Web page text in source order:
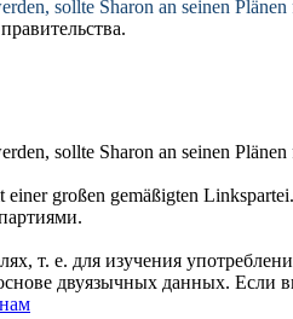
sollte Sharon an seinen Plänen
sollte Sharon an seinen Plänen
einer großen gemäßigten Linkspartei.
т. е. для изучения
двуязычных данных.